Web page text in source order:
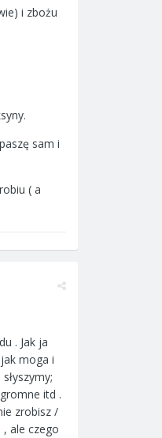
i zbożu
sam i
( a
. Jak ja
moga i
itd .
zrobisz /
, ale czego